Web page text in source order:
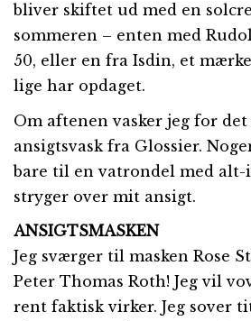
bliver skiftet ud med en
sommeren – enten med
50, eller en fra Isdin, et
lige har opdaget.
Om aftenen vasker jeg for det
ansigtsvask fra Glossier.
bare til en vatrondel med alt-
stryger over mit ansigt.
ANSIGTSMASKEN
Jeg sværger til masken Rose
Peter Thomas Roth! Jeg vil
rent faktisk virker. Jeg sover